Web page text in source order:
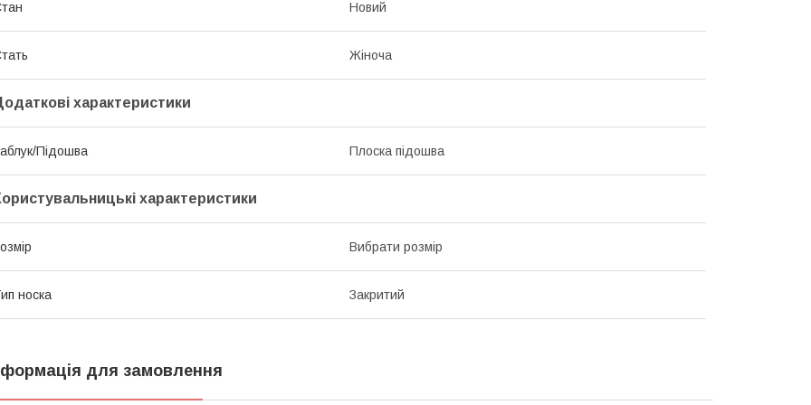
Новий
Жіноча
характеристики
Підошва Плоска підошва
характеристики
Вибрати розмір
носка Закритий
для замовлення